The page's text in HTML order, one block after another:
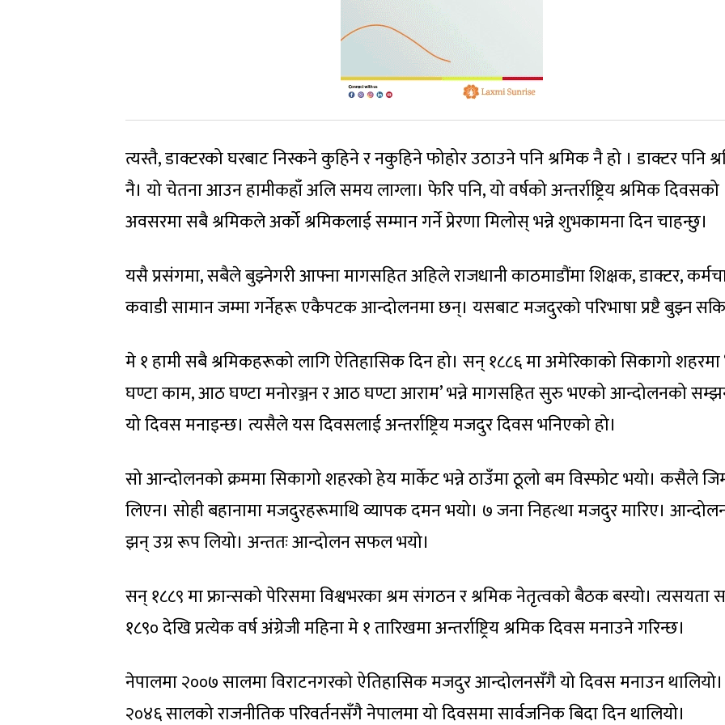
त्यस्तै, डाक्टरको घरबाट निस्कने कुहिने र नकुहिने फोहोर उठाउने पनि श्रमिक नै हो । डाक्टर पनि
नै। यो चेतना आउन हामीकहाँ अलि समय लाग्ला। फेरि पनि, यो वर्षको अन्तर्राष्ट्रिय श्रमिक दिवसको
अवसरमा सबै श्रमिकले अर्को श्रमिकलाई सम्मान गर्ने प्रेरणा मिलोस् भन्ने शुभकामना दिन चाहन्छु।
यसै प्रसंगमा, सबैले बुझ्नेगरी आफ्ना मागसहित अहिले राजधानी काठमाडौंमा शिक्षक, डाक्टर,
कवाडी सामान जम्मा गर्नेहरू एकैपटक आन्दोलनमा छन्। यसबाट मजदुरको परिभाषा प्रष्टै बुझ्न
मे १ हामी सबै श्रमिकहरूको लागि ऐतिहासिक दिन हो। सन् १८८६ मा अमेरिकाको सिकागो
घण्टा काम, आठ घण्टा मनोरञ्जन र आठ घण्टा आराम’ भन्ने मागसहित सुरु भएको आन्दोलनको
यो दिवस मनाइन्छ। त्यसैले यस दिवसलाई अन्तर्राष्ट्रिय मजदुर दिवस भनिएको हो।
सो आन्दोलनको क्रममा सिकागो शहरको हेय मार्केट भन्ने ठाउँमा ठूलो बम विस्फोट भयो। कसैले
लिएन। सोही बहानामा मजदुरहरूमाथि व्यापक दमन भयो। ७ जना निहत्था मजदुर मारिए।
झन् उग्र रूप लियो। अन्ततः आन्दोलन सफल भयो।
सन् १८८९ मा फ्रान्सको पेरिसमा विश्वभरका श्रम संगठन र श्रमिक नेतृत्वको बैठक बस्यो। त्यसयता
१८९० देखि प्रत्येक वर्ष अंग्रेजी महिना मे १ तारिखमा अन्तर्राष्ट्रिय श्रमिक दिवस मनाउने गरिन्छ।
नेपालमा २००७ सालमा विराटनगरको ऐतिहासिक मजदुर आन्दोलनसँगै यो दिवस मनाउन थालियो।
२०४६ सालको राजनीतिक परिवर्तनसँगै नेपालमा यो दिवसमा सार्वजनिक बिदा दिन थालियो।